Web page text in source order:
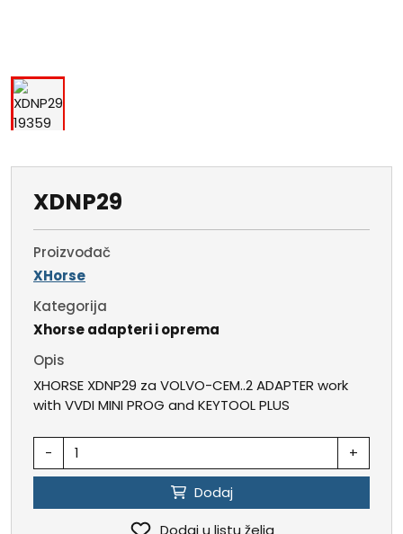
XDNP29
Proizvođač
XHorse
Kategorija
Xhorse adapteri i oprema
Opis
XHORSE XDNP29 za VOLVO-CEM..2 ADAPTER work
with VVDI MINI PROG and KEYTOOL PLUS
- +
Dodaj
Dodaj u listu želja